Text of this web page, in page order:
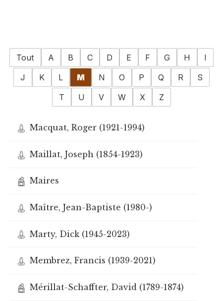
Tout A B C D E F G H
I
J
K L M N O P Q R
S
T
U V W X Z
Macquat, Roger (1921-1994)
Maillat, Joseph (1854-1923)
Maires
Maître, Jean-Baptiste (1980-)
Marty, Dick (1945-2023)
Membrez, Francis (1939-2021)
Mérillat-Schaffter, David (1789-1874)